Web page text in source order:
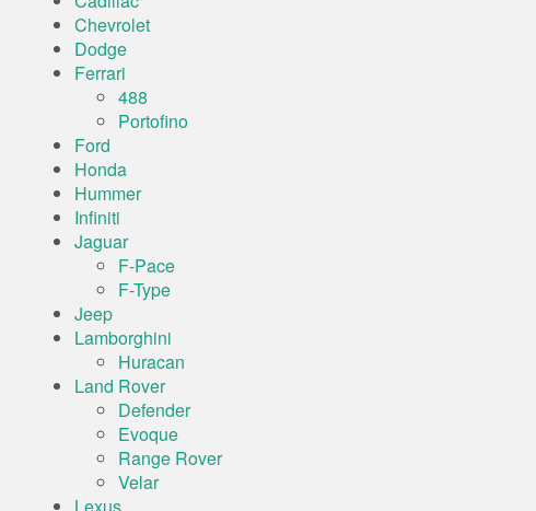
Chevrolet
Dodge
Ferrari
488
Portofino
Ford
Honda
Hummer
Infiniti
Jaguar
F-Pace
F-Type
Jeep
Lamborghini
Huracan
Land Rover
Defender
Evoque
Range Rover
Velar